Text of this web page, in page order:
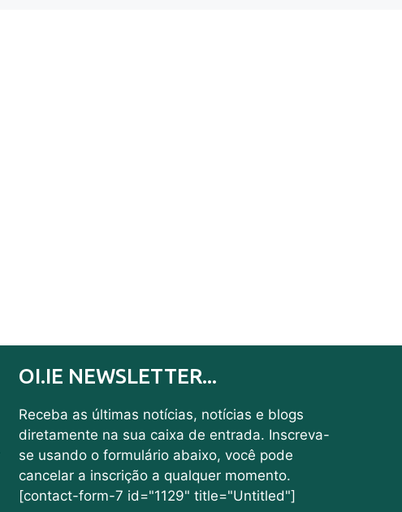
OI.IE NEWSLETTER...
Receba as últimas notícias, notícias e blogs
diretamente na sua caixa de entrada. Inscreva-
se usando o formulário abaixo, você pode
cancelar a inscrição a qualquer momento.
[contact-form-7 id="1129" title="Untitled"]